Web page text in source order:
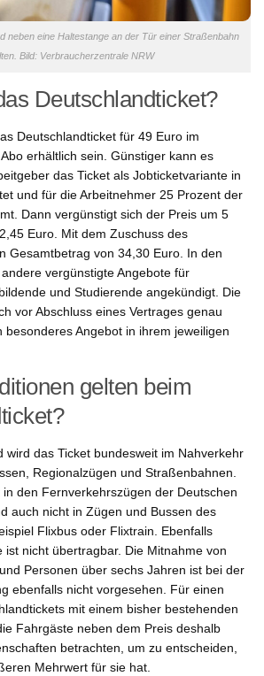
neben eine Haltestange an der Tür einer Straßenbahn
Bild: Verbraucherzentrale NRW
Deutschlandticket?
Deutschlandticket für 49 Euro im
erhältlich sein. Günstiger kann es
das Ticket als Jobticketvariante in
und für die Arbeitnehmer 25 Prozent der
Dann vergünstigt sich der Preis um 5
Euro. Mit dem Zuschuss des
Gesamtbetrag von 34,30 Euro. In den
vergünstigte Angebote für
und Studierende angekündigt. Die
vor Abschluss eines Vertrages genau
besonderes Angebot in ihrem jeweiligen
gelten beim
wird das Ticket bundesweit im Nahverkehr
Regionalzügen und Straßenbahnen.
den Fernverkehrszügen der Deutschen
auch nicht in Zügen und Bussen des
Flixbus oder Flixtrain. Ebenfalls
ist nicht übertragbar. Die Mitnahme von
Personen über sechs Jahren ist bei der
ebenfalls nicht vorgesehen. Für einen
mit einem bisher bestehenden
Fahrgäste neben dem Preis deshalb
betrachten, um zu entscheiden,
Mehrwert für sie hat.